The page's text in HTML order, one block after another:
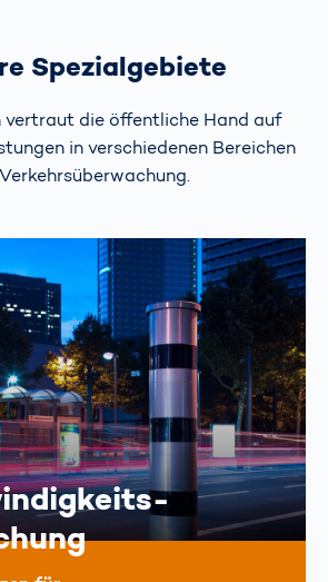
Spezialgebiete
vertraut die öffentliche Hand auf
in verschiedenen Bereichen